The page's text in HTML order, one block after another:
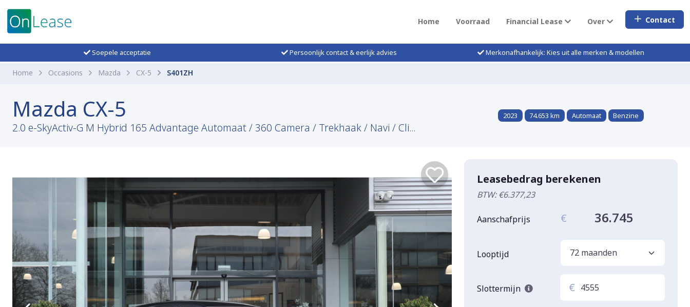
Home Voorraad Financial Lease Over Contact
Soepele acceptatie Persoonlijk contact & eerlijk advies Merkonafhankelijk: Kies uit alle merken & modellen
Home Occasions Mazda CX-5 S401ZH
Mazda CX-5
2.0 e-SkyActiv-G M Hybrid 165 Advantage Automaat / 360 Camera / Trekhaak / Navi / Cli...
2023 74.653 km Automaat Benzine
Leasebedrag berekenen
BTW: €6.377,23
Aanschafprijs € 36.745
Looptijd
Slottermijn €